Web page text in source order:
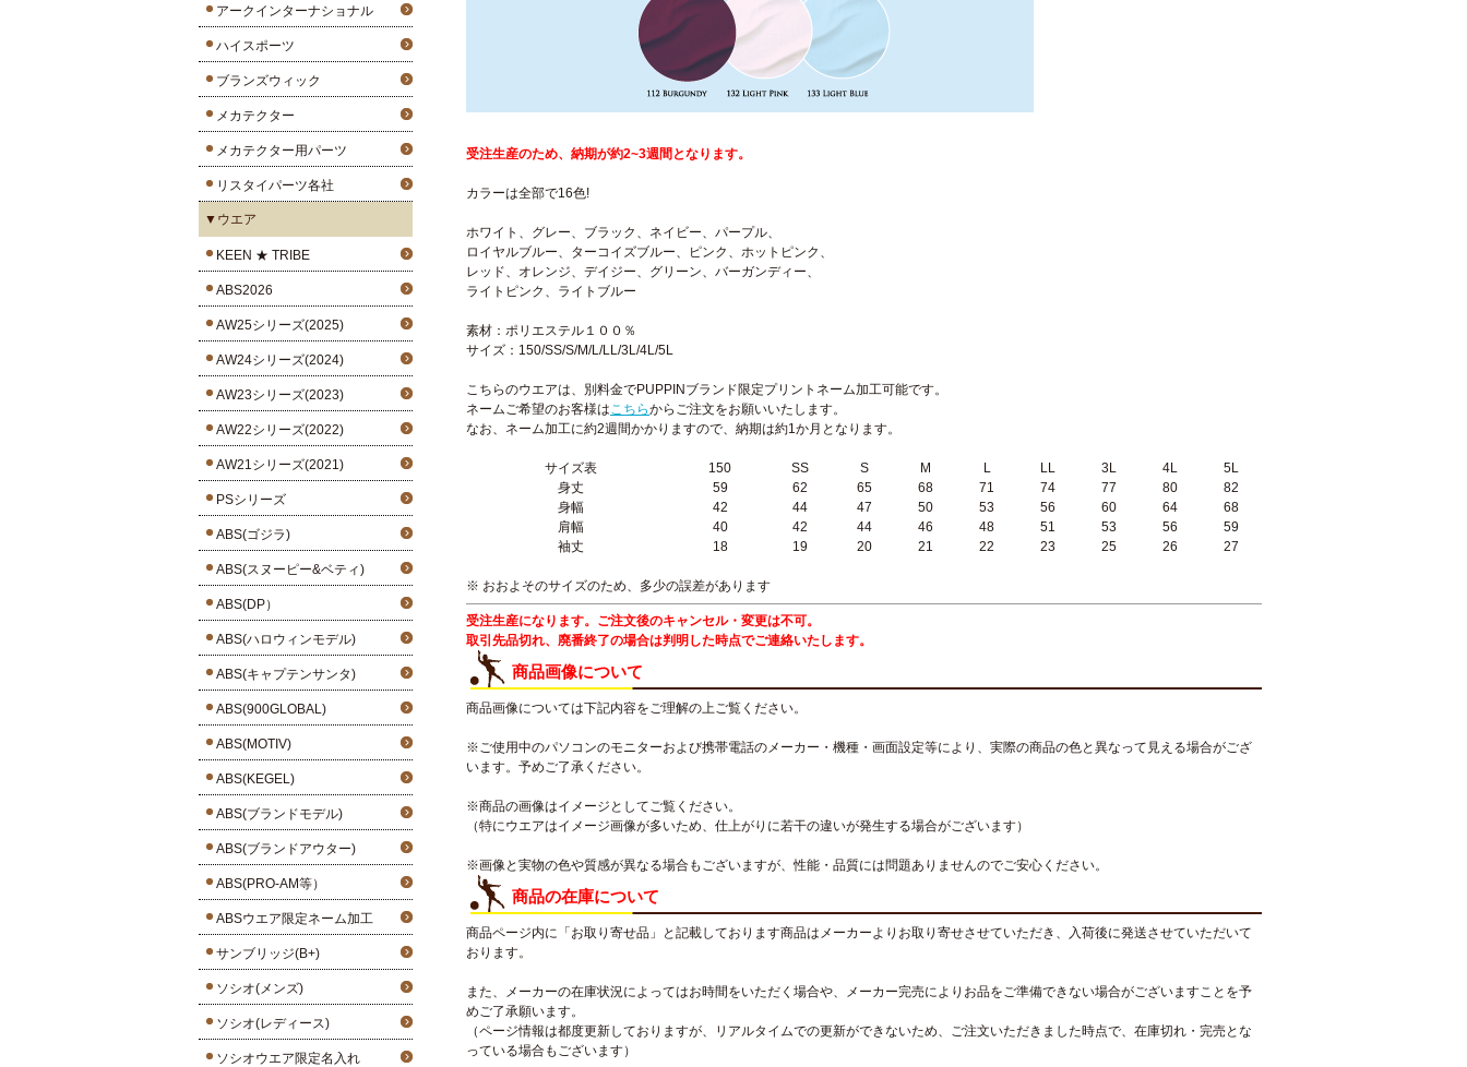
アークインターナショナル
ハイスポーツ
ブランズウィック
メカテクター
メカテクター用パーツ
リスタイパーツ各社
▼ウエア
KEEN ★ TRIBE
ABS2026
AW25シリーズ(2025)
AW24シリーズ(2024)
AW23シリーズ(2023)
AW22シリーズ(2022)
AW21シリーズ(2021)
PSシリーズ
ABS(ゴジラ)
ABS(スヌーピー&ベティ)
ABS(DP）
ABS(ハロウィンモデル)
ABS(キャプテンサンタ)
ABS(900GLOBAL)
ABS(MOTIV)
ABS(KEGEL)
ABS(ブランドモデル)
ABS(ブランドアウター)
ABS(PRO-AM等）
ABSウエア限定ネーム加工
サンブリッジ(B+)
ソシオ(メンズ)
ソシオ(レディース)
ソシオウエア限定名入れ
受注生産のため、納期が約2~3週間となります。
カラーは全部で16色!
ホワイト、グレー、ブラック、ネイビー、パープル、
ロイヤルブルー、ターコイズブルー、ピンク、ホットピンク、
レッド、オレンジ、デイジー、グリーン、バーガンディー、
ライトピンク、ライトブルー
素材：ポリエステル１００％
サイズ：150/SS/S/M/L/LL/3L/4L/5L
こちらのウエアは、別料金でPUPPINブランド限定プリントネーム加工可能です。
ネームご希望のお客様はこちらからご注文をお願いいたします。
なお、ネーム加工に約2週間かかりますので、納期は約1か月となります。
サイズ表 150 SS S M L LL 3L 4L
5L
身丈
59 62 65 68 71 74 77 80
82
身幅
42 44 47 50 53 56 60 64
68
肩幅
40 42 44 46 48 51 53 56
59
袖丈
18 19 20 21 22 23 25 26 27
※ おおよそのサイズのため、多少の誤差があります
受注生産になります。ご注文後のキャンセル・変更は不可。
取引先品切れ、廃番終了の場合は判明した時点でご連絡いたします。
商品画像について
商品画像については下記内容をご理解の上ご覧ください。
※ご使用中のパソコンのモニターおよび携帯電話のメーカー・機種・画面設定等により、実際の商品の色と異なって見える場合がござ
います。予めご了承ください。
※商品の画像はイメージとしてご覧ください。
（特にウエアはイメージ画像が多いため、仕上がりに若干の違いが発生する場合がございます）
※画像と実物の色や質感が異なる場合もございますが、性能・品質には問題ありませんのでご安心ください。
商品の在庫について
商品ページ内に「お取り寄せ品」と記載しております商品はメーカーよりお取り寄せさせていただき、入荷後に発送させていただいて
おります。
また、メーカーの在庫状況によってはお時間をいただく場合や、メーカー完売によりお品をご準備できない場合がございますことを予
めご了承願います。
（ページ情報は都度更新しておりますが、リアルタイムでの更新ができないため、ご注文いただきました時点で、在庫切れ・完売とな
っている場合もございます）